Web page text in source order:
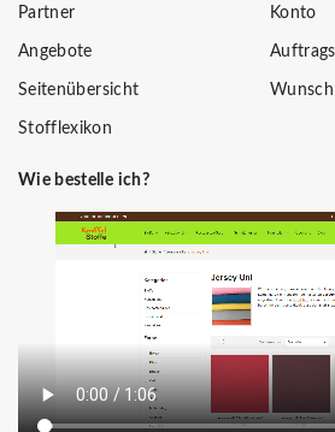
Partner
Angebote
Seitenübersicht
Stofflexikon
Konto
Wie bestelle ich?